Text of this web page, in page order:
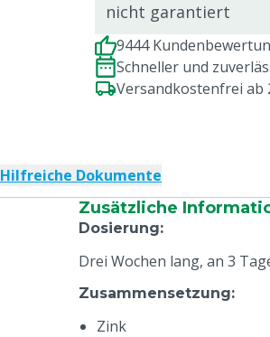
nicht garantiert
9444
Schneller und
Versandkostenfrei ab
Hilfreiche Dokumente
Zusätzliche
Dosierung:
Drei Wochen lang, an 3
Zusammensetzung:
Zink